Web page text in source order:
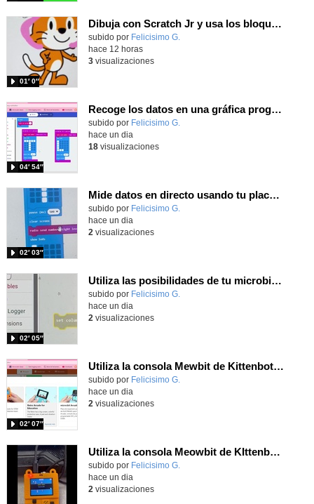
Dibuja con Scratch Jr y usa los bloques de aparecer/desparecer para hacer animaciones
Contenido educativo.
subido por Felicisimo G.
01′ 0″
hace 12 horas
3visualizaciones
Recoge los datos en una gráfica programando tu placa microbit con MakeCode y conoce la Tª y nivel de luz en este eclipse
Contenido educativo.
subido por Felicisimo G.
04′ 54″
hace un dia
18visualizaciones
Mide datos en directo usando tu placa microbit y programando con MakeCode dos placas conectadas por radio
Contenido educativo.
subido por Felicisimo G.
02′ 03″
hace un dia
2 visualizaciones
Utiliza las posibilidades de tu microbit programando com MakeCode para medir temperatura y nivel de luz con Datalogger
Contenido educativo.
subido por Felicisimo G.
02′ 05″
hace un dia
2 visualizaciones
Utiliza la consola Mewbit de Kittenbot para llevar tus juegos arcade de MakeCode a tu mano
Contenido educativo.
subido por Felicisimo G.
02′ 07″
hace un dia
2 visualizaciones
Utiliza la consola Meowbit de KIttenbot para jugar con tus programas MakeCode Arcade
Contenido educativo.
subido por Felicisimo G.
hace un dia
2 visualizaciones